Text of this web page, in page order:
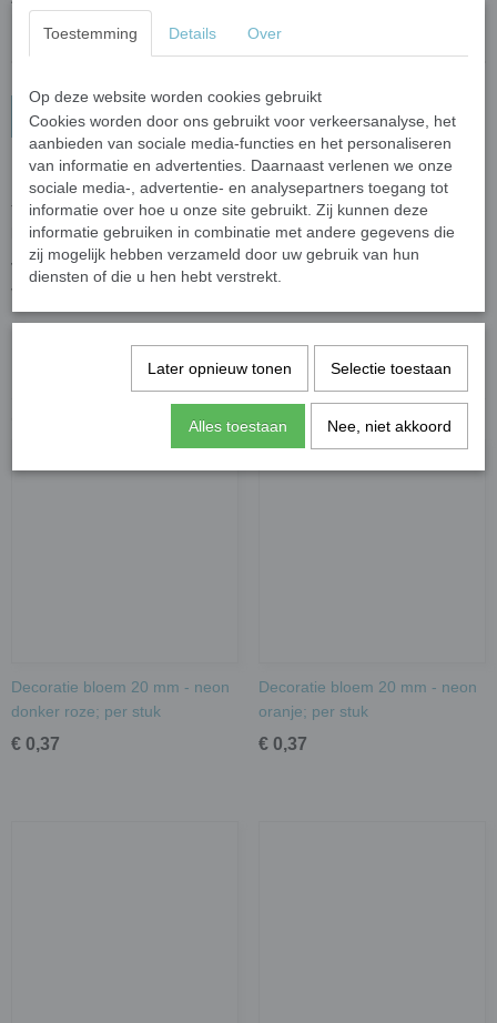
In winkelwagen
Materiaal: kunsthars (resin)
Te gebruiken om sieraden te maken of verwerk ze in een mozaiek
kunstwerkstuk.
Tip: plak het bloemetje na het voegen van uw werkstuk om te
voorkomen dat er voegmiddel tussen de blaadjes komt.
Specificaties
Decoratie bloem 20 mm - neon
donker roze; per stuk
€ 0,37
Decoratie bloem 20 mm - neon
oranje; per stuk
€ 0,37
Toestemming Details Over
Op deze website worden cookies gebruikt
Cookies worden door ons gebruikt voor verkeersanalyse, het
aanbieden van sociale media-functies en het personaliseren
van informatie en advertenties. Daarnaast verlenen we onze
sociale media-, advertentie- en analysepartners toegang tot
informatie over hoe u onze site gebruikt. Zij kunnen deze
informatie gebruiken in combinatie met andere gegevens die
zij mogelijk hebben verzameld door uw gebruik van hun
diensten of die u hen hebt verstrekt.
Later opnieuw tonen Selectie toestaan
Alles toestaan Nee, niet akkoord